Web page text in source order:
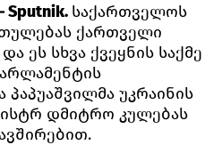
Sputnik. საქართველოს
ქართველი
ეს სხვა ქვეყნის საქმე
უკრაინის
დმიტრო კულებას